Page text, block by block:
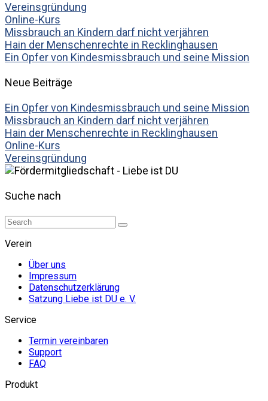
Vereinsgründung
Online-Kurs
Missbrauch an Kindern darf nicht verjähren
Hain der Menschenrechte in Recklinghausen
Ein Opfer von Kindesmissbrauch und seine Mission
Neue Beiträge
Ein Opfer von Kindesmissbrauch und seine Mission
Missbrauch an Kindern darf nicht verjähren
Hain der Menschenrechte in Recklinghausen
Online-Kurs
Vereinsgründung
Suche nach
Verein
Über uns
Impressum
Datenschutzerklärung
Satzung Liebe ist DU e. V.
Service
Termin vereinbaren
Support
FAQ
Produkt